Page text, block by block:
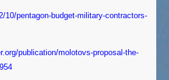
10/pentagon-budget-military-contractors-
publication/molotovs-proposal-the-